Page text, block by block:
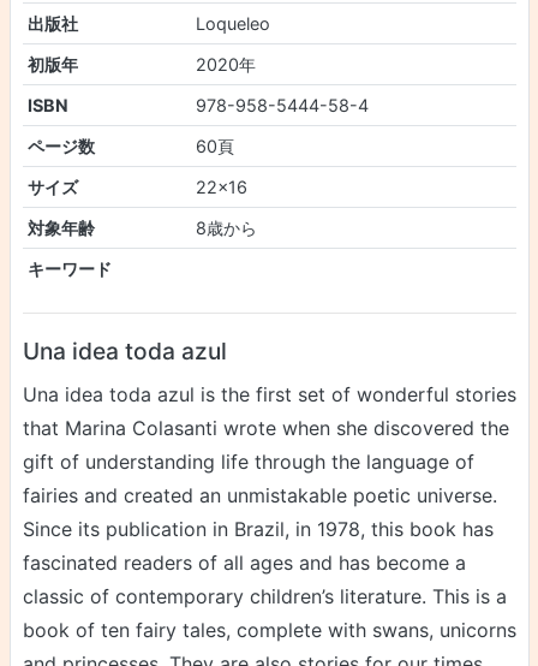
出版社
Loqueleo
初版年
2020年
ISBN
978-958-5444-58-4
ページ数
60頁
サイズ
22x16
対象年齢
8歳から
キーワード
Una idea toda azul
Una idea toda azul is the first set of wonderful stories
that Marina Colasanti wrote when she discovered the
gift of understanding life through the language of
fairies and created an unmistakable poetic universe.
Since its publication in Brazil, in 1978, this book has
fascinated readers of all ages and has become a
classic of contemporary children’s literature. This is a
book of ten fairy tales, complete with swans, unicorns